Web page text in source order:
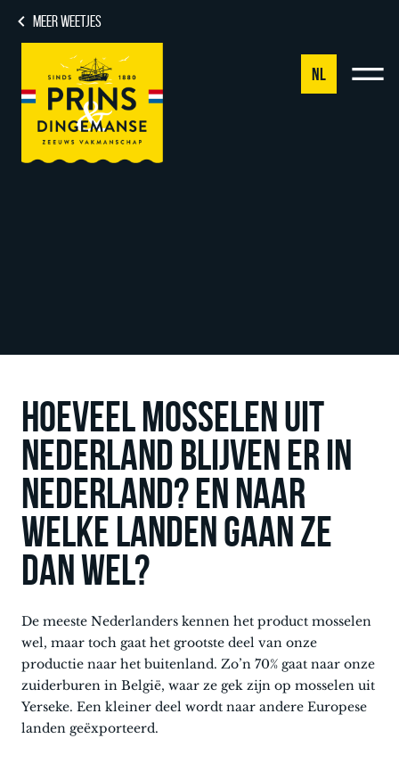
MEER WEETJES
NL
Hoeveel mosselen uit
Nederland blijven er in
Nederland? en naar
welke landen gaan ze
dan wel?
De meeste Nederlanders kennen het product mosselen
wel, maar toch gaat het grootste deel van onze
productie naar het buitenland. Zo’n 70% gaat naar onze
zuiderburen in België, waar ze gek zijn op mosselen uit
Yerseke. Een kleiner deel wordt naar andere Europese
landen geëxporteerd.